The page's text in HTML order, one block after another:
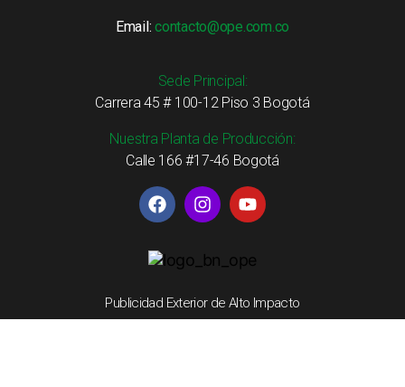
Email:contacto@ope.com.co
Sede Principal:
Carrera 45 # 100-12 Piso 3 Bogotá
Nuestra Planta de Producción:
Calle 166 #17-46 Bogotá
Publicidad Exterior de Alto Impacto